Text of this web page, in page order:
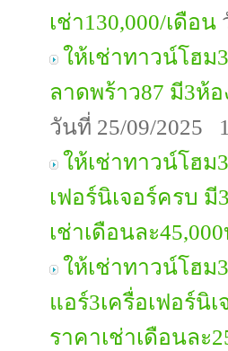
เช่า130,000/เดือน
ให้เช่าทาวน์โฮม
ลาดพร้าว87 มี3ห้
วันที่ 25/09/2025
ให้เช่าทาวน์โฮม
เฟอร์นิเจอร์ครบ
เช่าเดือนละ
ให้เช่าทาวน์โฮม
แอร์3เครื่อเฟอร์นิ
ราคาเช่าเดือนละ